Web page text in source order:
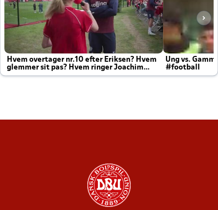
Hvem overtager nr.10 efter Eriksen? Hvem
glemmer sit pas? Hvem ringer Joachim
altid til efter kampe?
Ung vs.
#football